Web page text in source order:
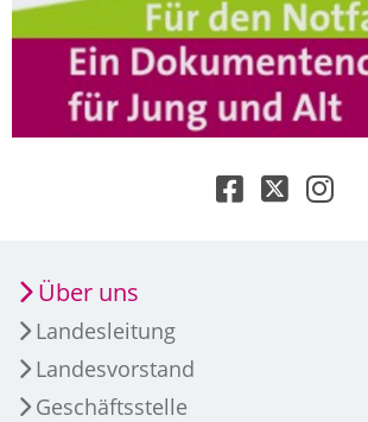
Über uns
Landesleitung
Landesvorstand
Geschäftsstelle